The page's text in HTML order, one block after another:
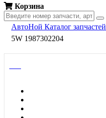
Корзина
АвтоНой Каталог запчастей
5W 1987302204